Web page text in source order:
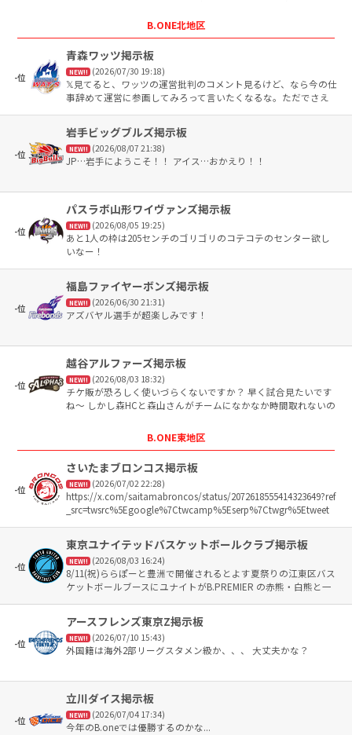
いるように思える（実際、ジョンパト招集の理由の1つだし）
B.ONE北地区
-位
青森ワッツ掲示板
NEW!! (2026/07/30 19:18)
𝕏見てると、ワッツの運営批判のコメント見るけど、なら今の仕
事辞めて運営に参画してみろって言いたくなるな。ただでさえ
-位
岩手ビッグブルズ掲示板
NEW!! (2026/08/07 21:38)
JP…岩手にようこそ！！ アイス…おかえり！！
-位
パスラボ山形ワイヴァンズ掲示板
NEW!! (2026/08/05 19:25)
あと1人の枠は205センチのゴリゴリのコテコテのセンター欲し
いなー！
-位
福島ファイヤーボンズ掲示板
NEW!! (2026/06/30 21:31)
アズバヤル選手が超楽しみです！
-位
越谷アルファーズ掲示板
NEW!! (2026/08/03 18:32)
チケ販が恐ろしく使いづらくないですか？ 早く試合見たいです
ね〜 しかし森HCと森山さんがチームになかなか時間取れないの
B.ONE東地区
-位
さいたまブロンコス掲示板
NEW!! (2026/07/02 22:28)
https://x.com/saitamabroncos/status/2072618555414323649?ref
_src=twsrc%5Egoogle%7Ctwcamp%5Eserp%7Ctwgr%5Etweet
-位
東京ユナイテッドバスケットボールクラブ掲示板
NEW!! (2026/08/03 16:24)
8/11(祝)ららぽーと豊洲で開催されるとよす夏祭りの江東区バス
ケットボールブースにユナイトがB.PREMIER の赤熊・白熊と一
-位
アースフレンズ東京Z掲示板
NEW!! (2026/07/10 15:43)
外国籍は海外2部リーグスタメン級か、、、 大丈夫かな？
-位
立川ダイス掲示板
NEW!! (2026/07/04 17:34)
今年のB.oneでは優勝するのかな...